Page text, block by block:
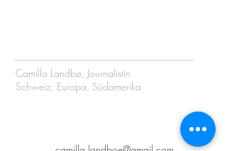
Camilla Landbø, Journalistin
Schweiz, Europa, Südamerika